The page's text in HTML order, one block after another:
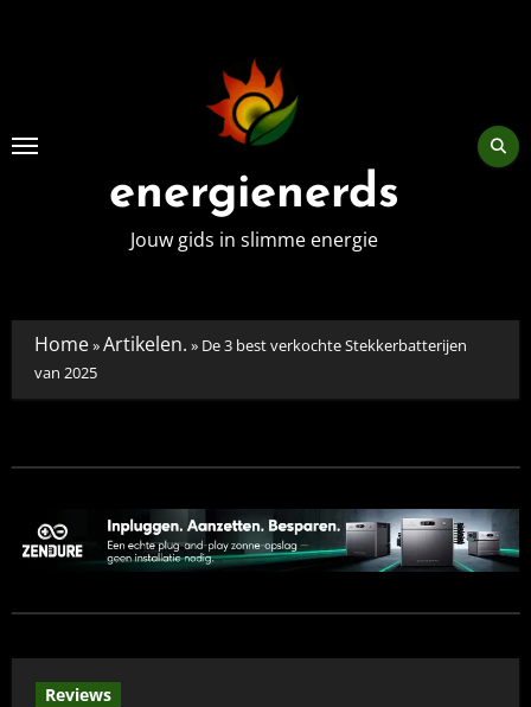
energienerds
Jouw gids in slimme energie
Home»Artikelen. » De 3 best verkochte Stekkerbatterijen
van 2025
Reviews